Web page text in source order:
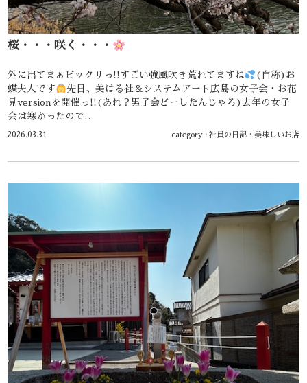
桜・・・咲く・・・
外に出てまぁビックリっ!!すごい強風吹き荒れてますね
(自称)お
蝶夫人です
先日、美はる社＆システムアート広島の女子会・お花
見versionを開催っ!!(あれ？男子会どーしたんじゃろ)去年の女子
会は寒かったので…
2026.03.31 category : 社員の日記・ 美味しいお店